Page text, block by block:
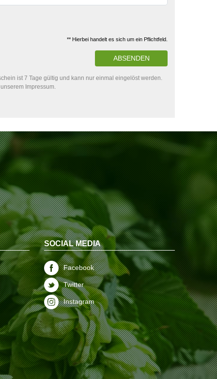
** Hierbei handelt es sich um ein Pflichtfeld.
ABSENDEN
ist 7 Tage gültig und kann nur einmal eingelöst werden.
Impressum.
SOCIAL MEDIA
Facebook
Twitter
Instagram